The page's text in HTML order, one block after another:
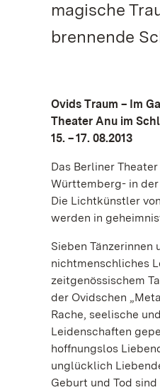
magische
brennende
Ovids Traum – Im
Theater Anu im
15. – 17. 08.2013
Das Berliner
Württemberg- in der
Die Lichtkünstler
werden in
Sieben Tänzerinnen
nichtmenschliches
zeitgenössischem
der Ovidschen
Rache, seelische
Leidenschaften
hoffnungslos
unglücklich
Geburt und Tod